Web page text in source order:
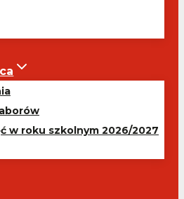
w roku szkolnym 2026/2027